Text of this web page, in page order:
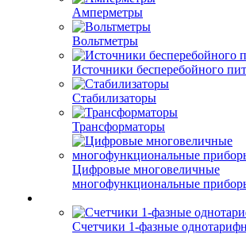
Амперметры
Вольтметры
Источники бесперебойного
Стабилизаторы
Трансформаторы
Цифровые многовеличные
многофункциональные
Счетчики 1-фазные